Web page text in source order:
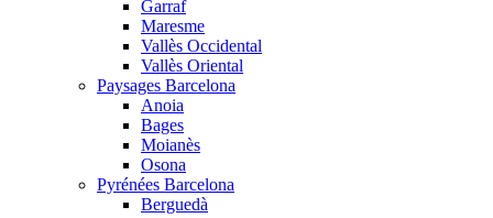
Garraf
Maresme
Vallès Occidental
Vallès Oriental
Paysages Barcelona
Anoia
Bages
Moianès
Osona
Pyrénées Barcelona
Berguedà